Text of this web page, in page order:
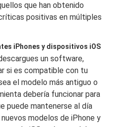
que han obtenido
positivas en múltiples
iPhones y dispositivos iOS
un software,
si es compatible con tu
el modelo más antiguo o
debería funcionar para
puede mantenerse al día
modelos de iPhone y